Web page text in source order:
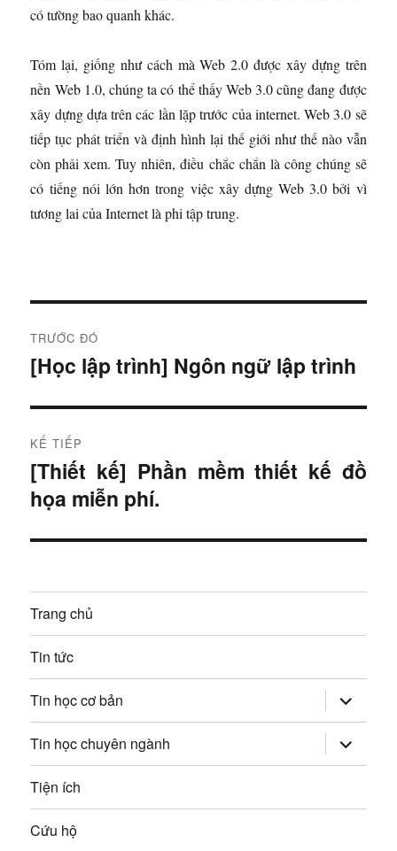
có tường bao quanh khác.
Tóm lại, giống như cách mà Web 2.0 được xây dựng trên
nền Web 1.0, chúng ta có thể thấy Web 3.0 cũng đang được
xây dựng dựa trên các lần lặp trước của internet. Web 3.0 sẽ
tiếp tục phát triển và định hình lại thế giới như thế nào vẫn
còn phải xem. Tuy nhiên, điều chắc chắn là công chúng sẽ
có tiếng nói lớn hơn trong việc xây dựng Web 3.0 bởi vì
tương lai của Internet là phi tập trung.
i
u
h
ư
ớ
g
b
à
i
v
i
ế
TRƯỚC ĐÓ
B
i
t
r
ư
ớ
c
[Học lập trình] Ngôn ngữ lập trình
KẾ TIẾP
B
à
t
ế
p
[Thiết kế] Phần mềm thiết kế đồ
họa miễn phí.
Trang chủ
Tin tức
Tin học cơ bản mở
rộng
trình
đơn
con
Tin học chuyên ngành mở
rộng
trình
Tiện ích
Cứu hộ